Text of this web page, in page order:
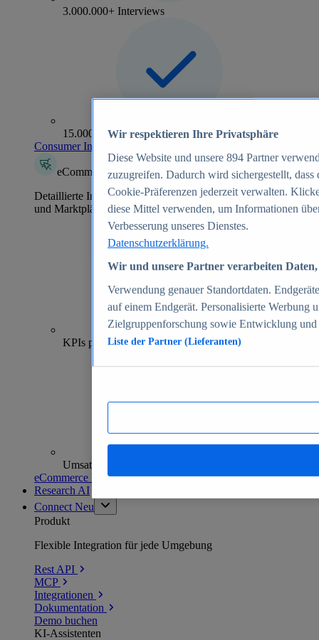
3.000.000+ Interviews
15.000+ Marken
Consumer Insights entdecken
eCommerce Insights
Detaillierte Informationen zu mehr als 39.000 Online-Shops
und Marktplätzen
70+
KPIs pro Shop
Umsatzanalysen und -prognosen
eCommerce Insights entdecken
Research AI
Connect Neu
Produkt
Flexible Integration für jede Umgebung
Rest API
MCP
Integrationen
Dokumentation
Demo buchen
KI-Assistenten
Wir respektieren Ihre Privatsphäre
Diese Website und unsere 894 Partner
zuzugreifen. Dadurch wird sichergestellt,
Cookie-Präferenzen jederzeit verwalten.
diese Mittel verwenden, um Informationen
Verbesserung unseres Dienstes.
Datenschutzerklärung.
Wir und unsere Partner verarbeiten
Verwendung genauer Standortdaten.
auf einem Endgerät. Personalisierte Werbung
Zielgruppenforschung sowie Entwicklung
Liste der Partner (Lieferanten)